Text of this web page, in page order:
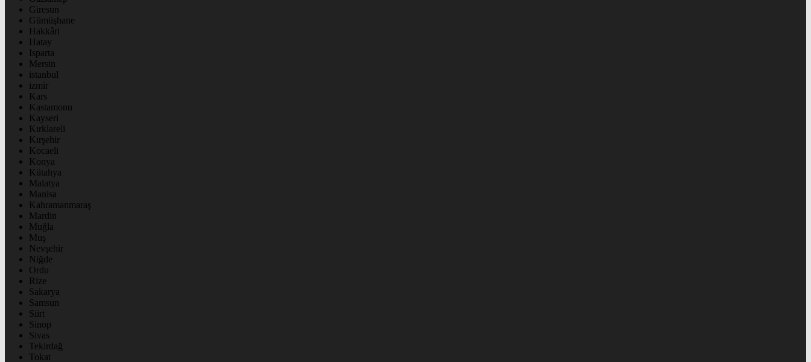
Giresun
Gümüşhane
Hakkâri
Hatay
Isparta
Mersin
istanbul
izmir
Kars
Kastamonu
Kayseri
Kırklareli
Kırşehir
Kocaeli
Konya
Kütahya
Malatya
Manisa
Kahramanmaraş
Mardin
Muğla
Muş
Nevşehir
Niğde
Ordu
Rize
Sakarya
Samsun
Siirt
Sinop
Sivas
Tekirdağ
Tokat